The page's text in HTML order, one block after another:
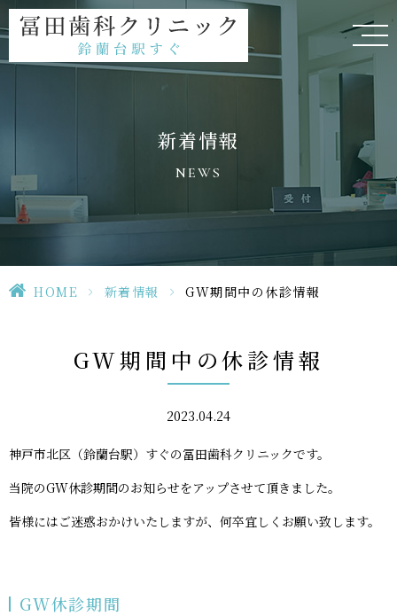
新着情報
NEWS
HOME > 新着情報 > GW期間中の休診情報
GW期間中の休診情報
2023.04.24
神戸市北区（鈴蘭台駅）すぐの冨田歯科クリニックです。
当院のGW休診期間のお知らせをアップさせて頂きました。
皆様にはご迷惑おかけいたしますが、何卒宜しくお願い致します。
GW休診期間